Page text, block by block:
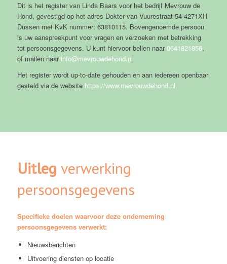
Dit is het register van Linda Baars voor het bedrijf Mevrouw de
Hond, gevestigd op het adres Dokter van Vuurestraat 54 4271XH
Dussen met KvK nummer: 63810115. Bovengenoemde persoon
is uw aanspreekpunt voor vragen en verzoeken met betrekking
tot persoonsgegevens. U kunt hiervoor bellen naar0641821856,
of mailen naar info@mevrouwdehond.nl
Het register wordt up-to-date gehouden en aan iedereen openbaar
gesteld via de website https://www.mevrouwdehond.nl
Uitleg verwerking
persoonsgegevens
Specifieke doelen waarvoor deze onderneming
persoonsgegevens verwerkt:
Nieuwsberichten
Uitvoering diensten op locatie